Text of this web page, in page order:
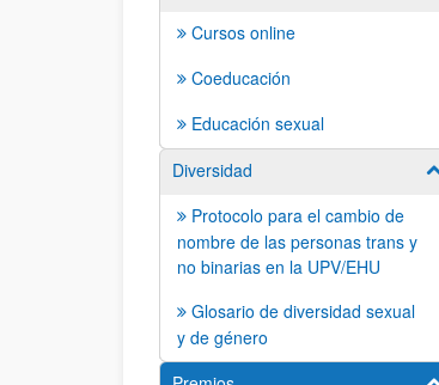
Cursos online
Coeducación
Educación sexual
Diversidad
Protocolo para el cambio de
nombre de las personas trans y
no binarias en la UPV/EHU
Glosario de diversidad sexual
y de género